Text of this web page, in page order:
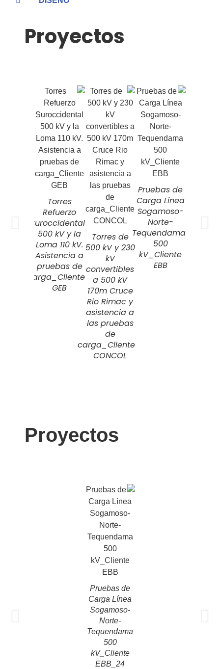
Proyectos
Pruebas de
Carga Línea
Sogamoso-
Norte-
Tequendama
500
kV_Cliente
EBB
Torres de
500 kV y 230
kV
convertibles
a 500 kV
170m Cruce
Rio Rimac y
asistencia a
las pruebas
de
carga_Cliente
CONCOL
Torres
Refuerzo
Suroccidental
500 kV y la
Loma 110 kV.
Asistencia a
pruebas de
carga_Cliente
GEB
Proyectos
Pruebas de
Carga Línea
Sogamoso-
Norte-
Tequendama
500
kV_Cliente
EBB_24